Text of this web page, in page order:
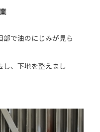
で油のにじみが見ら
し、下地を整えまし